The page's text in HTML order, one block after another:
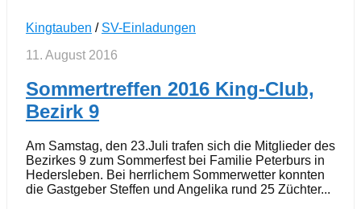
Kingtauben / SV-Einladungen
11. August 2016
Sommertreffen 2016 King-Club,
Bezirk 9
Am Samstag, den 23.Juli trafen sich die Mitglieder des
Bezirkes 9 zum Sommerfest bei Familie Peterburs in
Hedersleben. Bei herrlichem Sommerwetter konnten
die Gastgeber Steffen und Angelika rund 25 Züchter...